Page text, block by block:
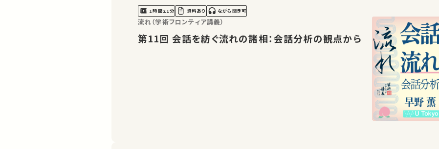
1時間21分 資料あり ながら聞き可
流れ（学術フロンティア講義）
第11回 会話を紡ぐ流れの諸相：会話分析の観点から